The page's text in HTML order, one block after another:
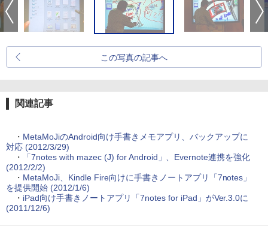
この写真の記事へ
関連記事
・ MetaMoJiのAndroid向け手書きメモアプリ、バックアップに
対応 (2012/3/29)
・
「7notes with mazec (J) for Android」、Evernote連携を強化
(2012/2/2)
・ MetaMoJi、Kindle Fire向けに手書きノートアプリ「7notes」
を提供開始 (2012/1/6)
・ iPad向け手書きノートアプリ「7notes for iPad」がVer.3.0に
(2011/12/6)